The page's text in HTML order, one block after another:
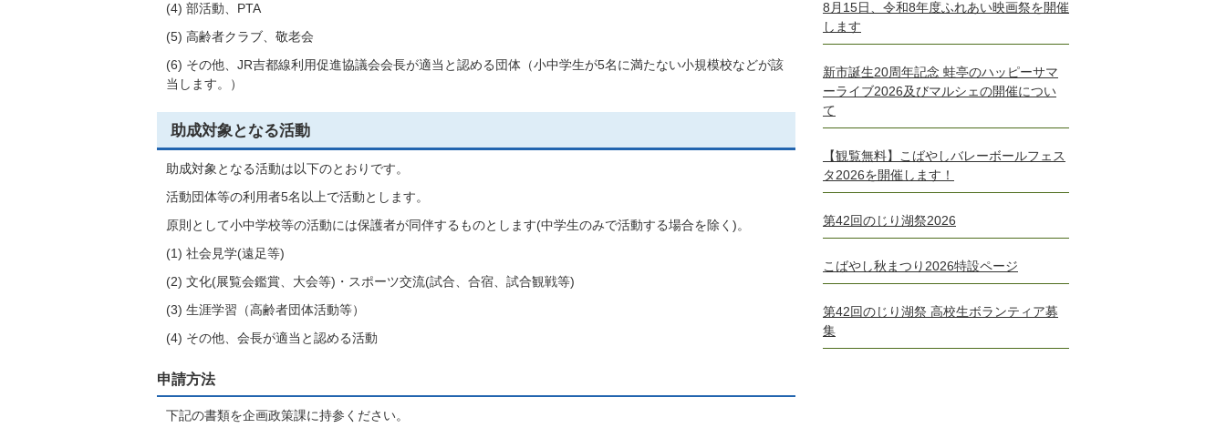
(4) 部活動、PTA
(5) 高齢者クラブ、敬老会
(6) その他、JR吉都線利用促進協議会会長が適当と認める団体（小中学生が5名に満たない小規模校などが該
当します。）
助成対象となる活動
助成対象となる活動は以下のとおりです。
活動団体等の利用者5名以上で活動とします。
原則として小中学校等の活動には保護者が同伴するものとします(中学生のみで活動する場合を除く)。
(1) 社会見学(遠足等)
(2) 文化(展覧会鑑賞、大会等)・スポーツ交流(試合、合宿、試合観戦等)
(3) 生涯学習（高齢者団体活動等）
(4) その他、会長が適当と認める活動
申請方法
下記の書類を企画政策課に持参ください。
8月15日、令和8年度ふれあい映画祭を開催
します
新市誕生20周年記念 蛙亭のハッピーサマ
ーライブ2026及びマルシェの開催につい
て
【観覧無料】こばやしバレーボールフェス
タ2026を開催します！
第42回のじり湖祭2026
こばやし秋まつり2026特設ページ
第42回のじり湖祭 高校生ボランティア募
集